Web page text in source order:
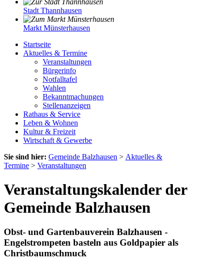
Stadt Thannhausen
Markt Münsterhausen
Startseite
Aktuelles & Termine
Veranstaltungen
Bürgerinfo
Notfalltafel
Wahlen
Bekanntmachungen
Stellenanzeigen
Rathaus & Service
Leben & Wohnen
Kultur & Freizeit
Wirtschaft & Gewerbe
Sie sind hier: Gemeinde Balzhausen > Aktuelles &
Termine > Veranstaltungen
Veranstaltungskalender der
Gemeinde Balzhausen
Obst- und Gartenbauverein Balzhausen -
Engelstrompeten basteln aus Goldpapier als
Christbaumschmuck